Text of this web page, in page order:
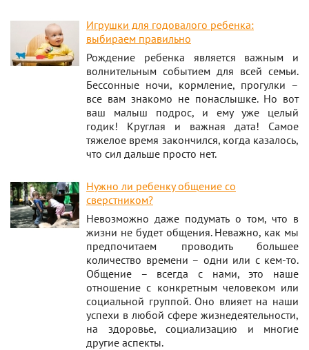
Игрушки для годовалого ребенка:
выбираем правильно
Рождение ребенка является важным и
волнительным событием для всей семьи.
Бессонные ночи, кормление, прогулки –
все вам знакомо не понаслышке. Но вот
ваш малыш подрос, и ему уже целый
годик! Круглая и важная дата! Самое
тяжелое время закончился, когда казалось,
что сил дальше просто нет.
Нужно ли ребенку общение со
сверстником?
Невозможно даже подумать о том, что в
жизни не будет общения. Неважно, как мы
предпочитаем проводить большее
количество времени – одни или с кем-то.
Общение – всегда с нами, это наше
отношение с конкретным человеком или
социальной группой. Оно влияет на наши
успехи в любой сфере жизнедеятельности,
на здоровье, социализацию и многие
другие аспекты.